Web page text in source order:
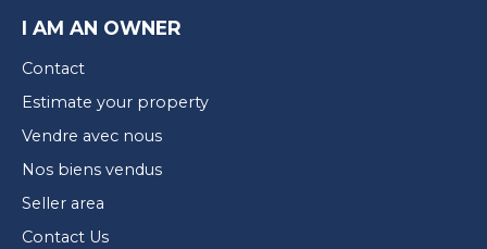
I AM AN OWNER
Contact
Estimate your property
Vendre avec nous
Nos biens vendus
Seller area
Contact Us